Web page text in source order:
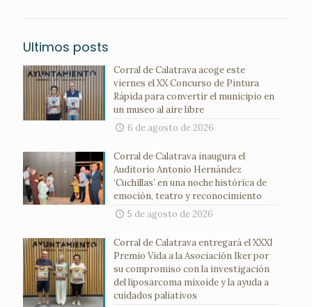
Ultimos posts
Corral de Calatrava acoge este
viernes el XX Concurso de Pintura
Rápida para convertir el municipio en
un museo al aire libre
6 de agosto de 2026
Corral de Calatrava inaugura el
Auditorio Antonio Hernández
‘Cuchillas’ en una noche histórica de
emoción, teatro y reconocimiento
5 de agosto de 2026
Corral de Calatrava entregará el XXXI
Premio Vida a la Asociación Iker por
su compromiso con la investigación
del liposarcoma mixoide y la ayuda a
cuidados paliativos